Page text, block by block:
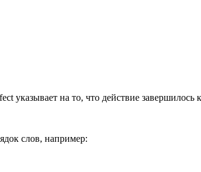
указывает на то, что действие
слов, например: